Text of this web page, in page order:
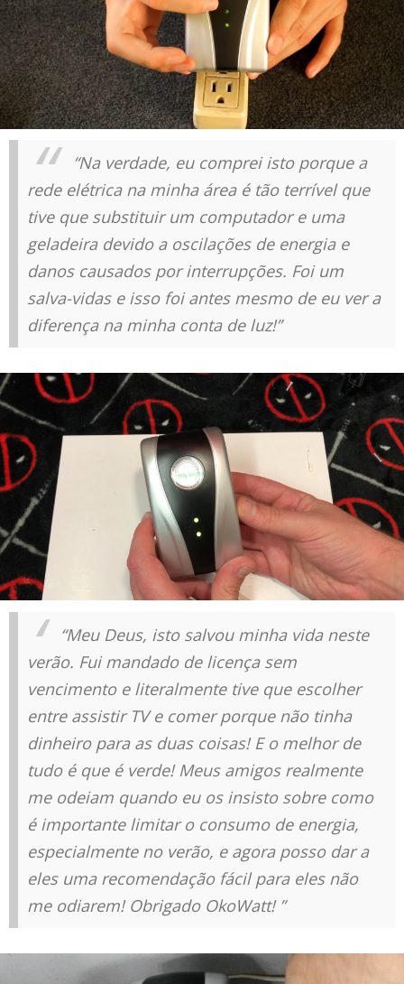
“Na verdade, eu comprei isto porque a
rede elétrica na minha área é tão terrível que
tive que substituir um computador e uma
geladeira devido a oscilações de energia e
danos causados por interrupções. Foi um
salva-vidas e isso foi antes mesmo de eu ver a
diferença na minha conta de luz!”
“Meu Deus, isto salvou minha vida neste
verão. Fui mandado de licença sem
vencimento e literalmente tive que escolher
entre assistir TV e comer porque não tinha
dinheiro para as duas coisas! E o melhor de
tudo é que é verde! Meus amigos realmente
me odeiam quando eu os insisto sobre como
é importante limitar o consumo de energia,
especialmente no verão, e agora posso dar a
eles uma recomendação fácil para eles não
me odiarem! Obrigado OkoWatt! ”